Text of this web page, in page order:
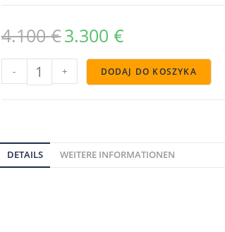
4.100€3.300 €
- + DODAJ DO KOSZYKA
DETAILS WEITERE INFORMATIONEN